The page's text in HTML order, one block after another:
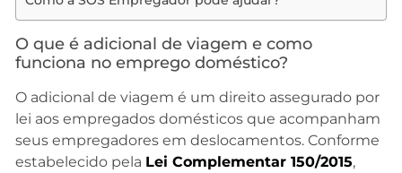
O que é adicional de viagem e como
funciona no emprego doméstico?
O adicional de viagem é um direito assegurado por
lei aos empregados domésticos que acompanham
seus empregadores em deslocamentos. Conforme
estabelecido pela Lei Complementar 150/2015,